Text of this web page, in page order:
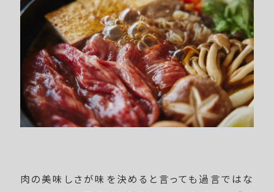
肉の美味しさが味を決めると言っても過言ではな